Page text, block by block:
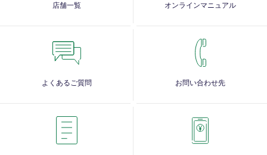
店舗一覧 オンラインマニュアル
よくあるご質問 お問い合わせ先